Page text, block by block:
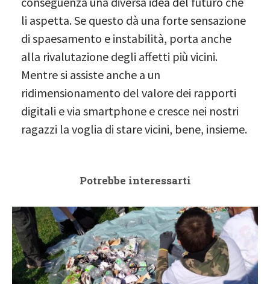
li aspetta. Se questo dà una forte sensazione
di spaesamento e instabilità, porta anche
alla rivalutazione degli affetti più vicini.
Mentre si assiste anche a un
ridimensionamento del valore dei rapporti
digitali e via smartphone e cresce nei nostri
ragazzi la voglia di stare vicini, bene, insieme.
Potrebbe interessarti